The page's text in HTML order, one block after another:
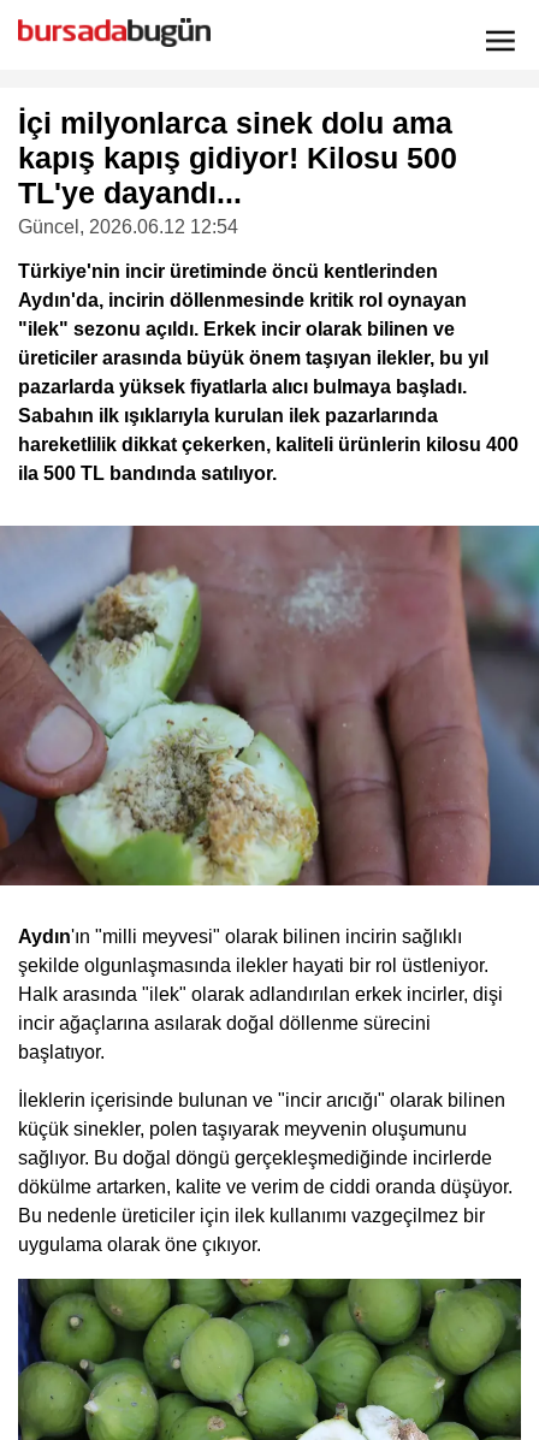
İçi milyonlarca sinek dolu ama
kapış kapış gidiyor! Kilosu 500
TL'ye dayandı...
Güncel , 2026.06.12 12:54
Türkiye'nin incir üretiminde öncü kentlerinden
Aydın'da, incirin döllenmesinde kritik rol oynayan
"ilek" sezonu açıldı. Erkek incir olarak bilinen ve
üreticiler arasında büyük önem taşıyan ilekler, bu yıl
pazarlarda yüksek fiyatlarla alıcı bulmaya başladı.
Sabahın ilk ışıklarıyla kurulan ilek pazarlarında
hareketlilik dikkat çekerken, kaliteli ürünlerin kilosu 400
ila 500 TL bandında satılıyor.
Aydın'ın "milli meyvesi" olarak bilinen incirin sağlıklı
şekilde olgunlaşmasında ilekler hayati bir rol üstleniyor.
Halk arasında "ilek" olarak adlandırılan erkek incirler, dişi
incir ağaçlarına asılarak doğal döllenme sürecini
başlatıyor.
İleklerin içerisinde bulunan ve "incir arıcığı" olarak bilinen
küçük sinekler, polen taşıyarak meyvenin oluşumunu
sağlıyor. Bu doğal döngü gerçekleşmediğinde incirlerde
dökülme artarken, kalite ve verim de ciddi oranda düşüyor.
Bu nedenle üreticiler için ilek kullanımı vazgeçilmez bir
uygulama olarak öne çıkıyor.